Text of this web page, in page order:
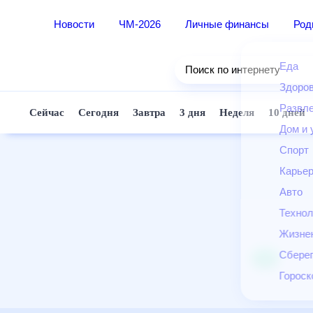
Новости ЧМ-2026 Личные финансы
Еда
Дом
Авто
Поиск по интернету
Сейчас Сегодня Завтра 3 дня Неделя 10